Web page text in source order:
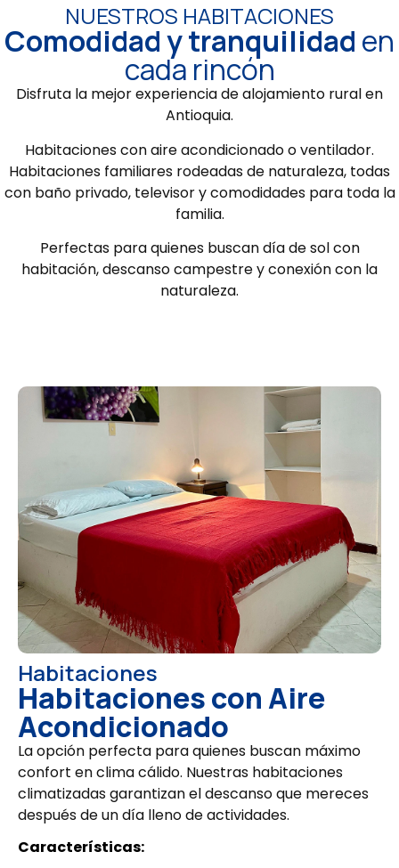
NUESTROS HABITACIONES
Comodidad y tranquilidad en
cada rincón
Disfruta la mejor experiencia de alojamiento rural en
Antioquia.
Habitaciones con aire acondicionado o ventilador.
Habitaciones familiares rodeadas de naturaleza, todas
con baño privado, televisor y comodidades para toda la
familia.
Perfectas para quienes buscan día de sol con
habitación, descanso campestre y conexión con la
naturaleza.
Habitaciones
Habitaciones con Aire
Acondicionado
La opción perfecta para quienes buscan máximo
confort en clima cálido. Nuestras habitaciones
climatizadas garantizan el descanso que mereces
después de un día lleno de actividades.
Características: